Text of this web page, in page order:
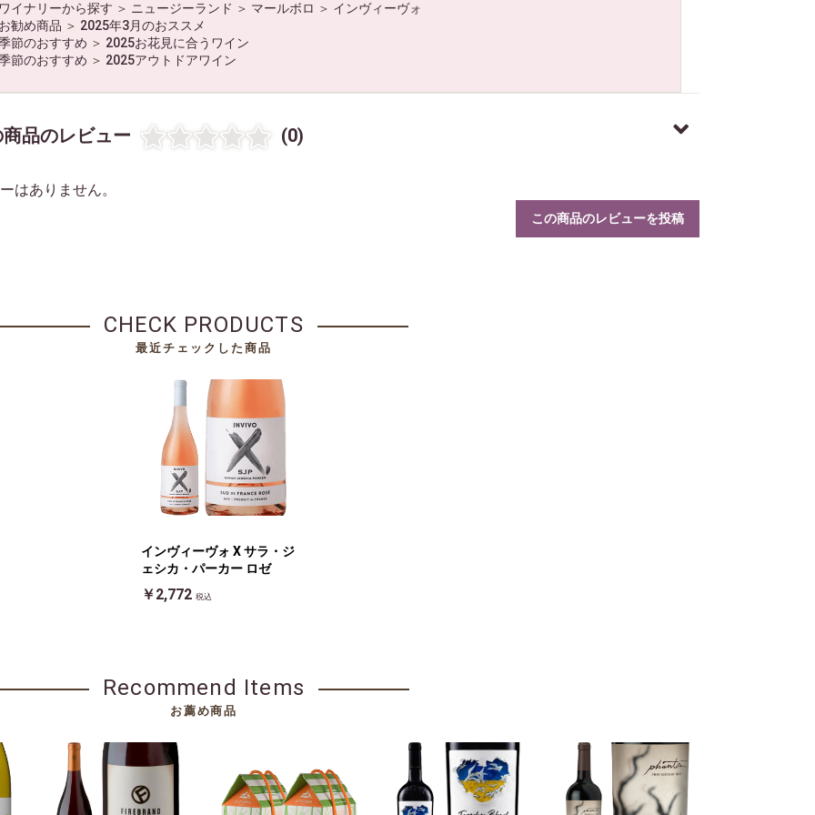
ワイナリーから探す ＞ ニュージーランド ＞ マールボロ ＞ インヴィーヴォ
お勧め商品 ＞ 2025年3月のおススメ
節のおすすめ ＞ 2025お花見に合うワイン
節のおすすめ ＞ 2025アウトドアワイン
商品のレビュー (0)
はありません。
この商品のレビューを投稿
CHECK PRODUCTS
最近チェックした商品
インヴィーヴォ X サラ・ジ
ェシカ・パーカー ロゼ
￥2,772 税込
Recommend Items
お薦め商品